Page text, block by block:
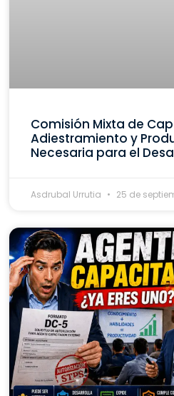
Comisión Mixta de
Adiestramiento y
Necesaria para el
Asdrubal Urrutia 25 de